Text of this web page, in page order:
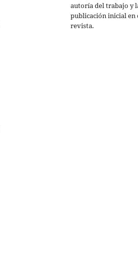
autoría del trabajo y
publicación inicial en
revista.